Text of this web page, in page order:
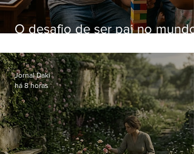
O desafio de ser pai no mundo
Jornal Daki
há 8 horas